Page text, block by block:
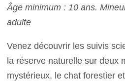
Âge minimum : 10 ans.
adulte
Venez découvrir les suivis
la réserve naturelle sur deux
mystérieux, le chat forestier